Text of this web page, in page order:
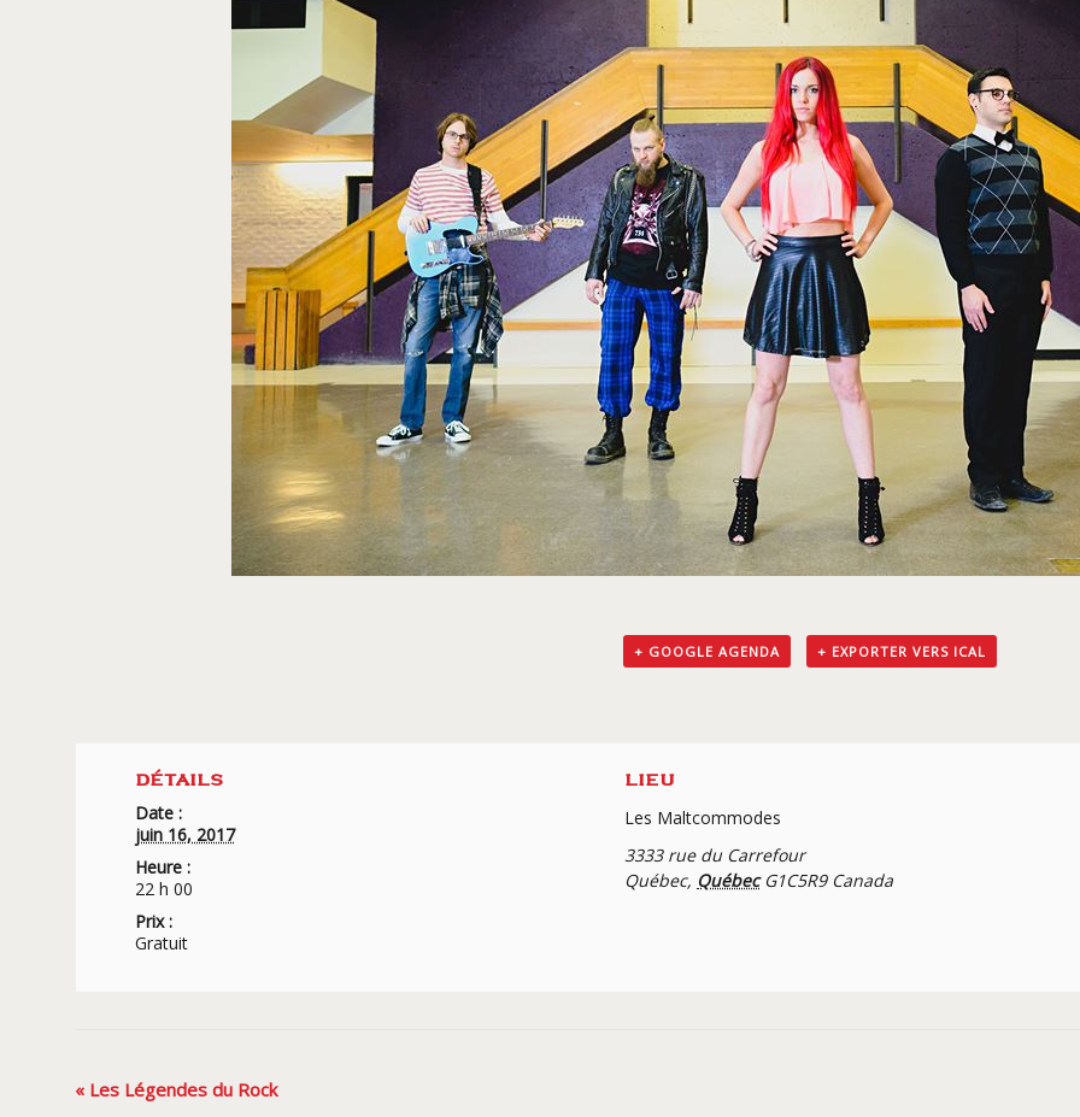
+ GOOGLE AGENDA + EXPORTER VERS ICAL
DÉTAILS
Date :
juin 16, 2017
Heure :
22 h 00
Prix :
Gratuit
LIEU
Les Maltcommodes
3333 rue du Carrefour
Québec, Québec G1C5R9 Canada
Navigation
« Les Légendes du Rock